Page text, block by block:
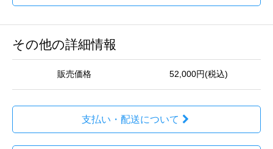
その他の詳細情報
販売価格 52,000円(税込)
支払い・配送について